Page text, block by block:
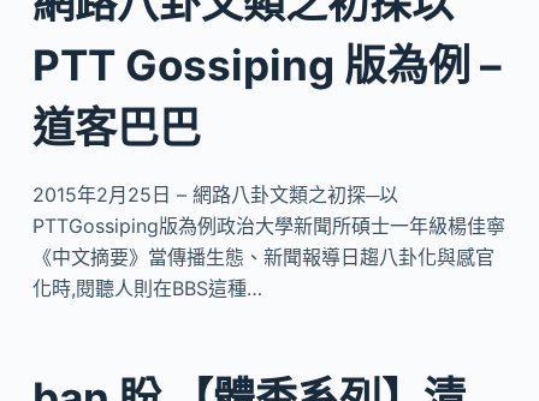
PTT Gossiping 版為例 –
道客巴巴
2015年2月25日 – 網路八卦文類之初探─以
PTTGossiping版為例政治大學新聞所碩士一年級楊佳寧
《中文摘要》當傳播生態、新聞報導日趨八卦化與感官
化時,閱聽人則在BBS這種…